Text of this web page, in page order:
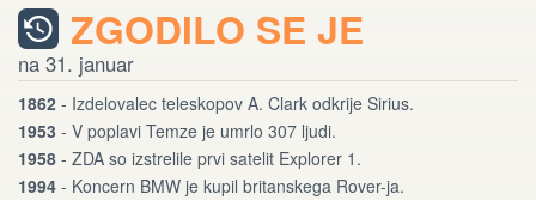
ZGODILO SE JE
na 31. januar
1862 - Izdelovalec teleskopov A. Clark odkrije Sirius.
1953 - V poplavi Temze je umrlo 307 ljudi.
1958 - ZDA so izstrelile prvi satelit Explorer 1.
1994 - Koncern BMW je kupil britanskega Rover-ja.